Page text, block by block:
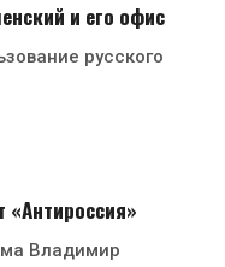
и его офис
русского
«Антироссия»
Владимир